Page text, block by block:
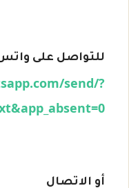
للتواصل على
send/?
أو الاتصال